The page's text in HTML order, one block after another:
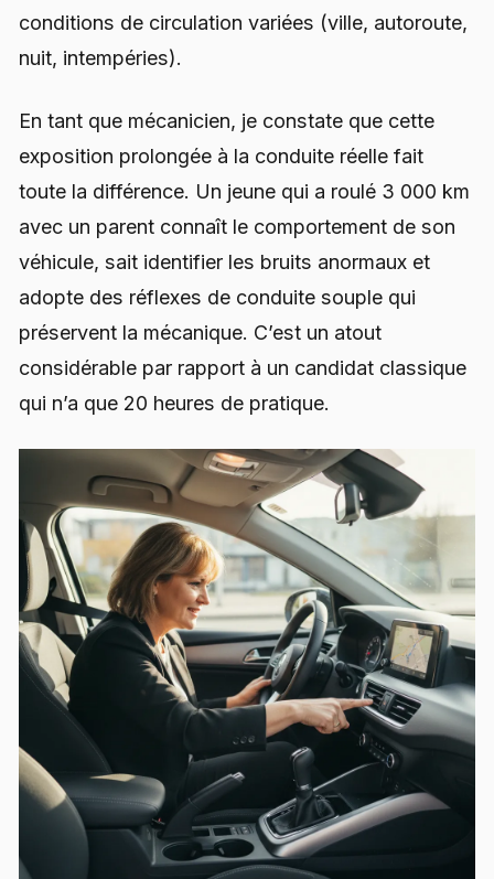
conditions de circulation variées (ville, autoroute,
nuit, intempéries).
En tant que mécanicien, je constate que cette
exposition prolongée à la conduite réelle fait
toute la différence. Un jeune qui a roulé 3 000 km
avec un parent connaît le comportement de son
véhicule, sait identifier les bruits anormaux et
adopte des réflexes de conduite souple qui
préservent la mécanique. C’est un atout
considérable par rapport à un candidat classique
qui n’a que 20 heures de pratique.